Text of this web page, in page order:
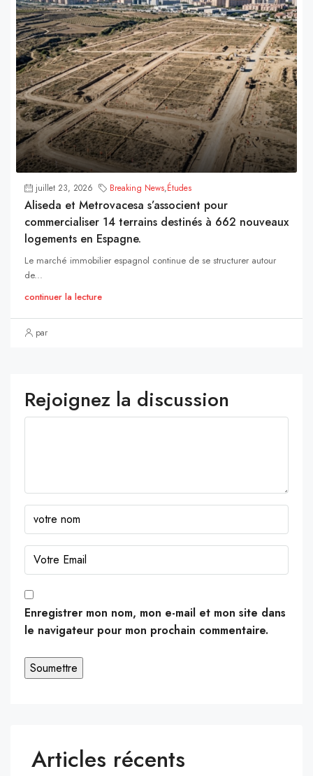
juillet 23, 2026 Breaking News,Études
Aliseda et Metrovacesa s’associent pour
commercialiser 14 terrains destinés à 662 nouveaux
logements en Espagne.
Le marché immobilier espagnol continue de se structurer autour
de...
continuer la lecture
par
Rejoignez la discussion
Enregistrer mon nom, mon e-mail et mon site dans
le navigateur pour mon prochain commentaire.
Articles récents